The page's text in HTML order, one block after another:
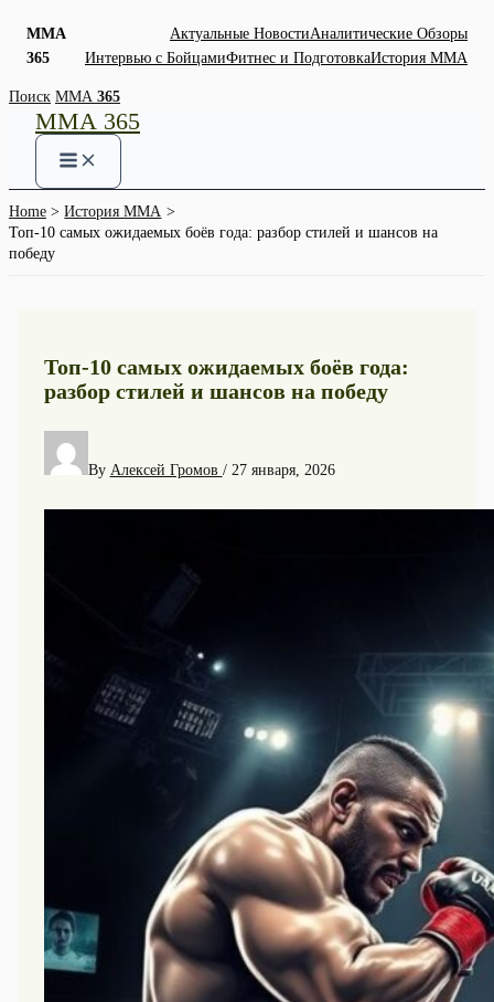
ММА
365
Актуальные НовостиАналитические Обзоры
Интервью с БойцамиФитнес и ПодготовкаИстория ММА
Skip
content
Поиск ММА 365
ММА 365
Home
История ММА
Топ-10 самых ожидаемых боёв года: разбор стилей и шансов на
победу
Топ-10 самых ожидаемых боёв года:
разбор стилей и шансов на победу
By Алексей Громов / 27 января, 2026